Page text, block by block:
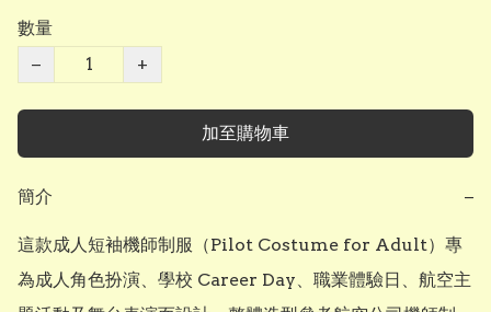
數量
−
+
加至購物車
簡介 −
這款成人短袖機師制服（Pilot Costume for Adult）專
為成人角色扮演、學校 Career Day、職業體驗日、航空主